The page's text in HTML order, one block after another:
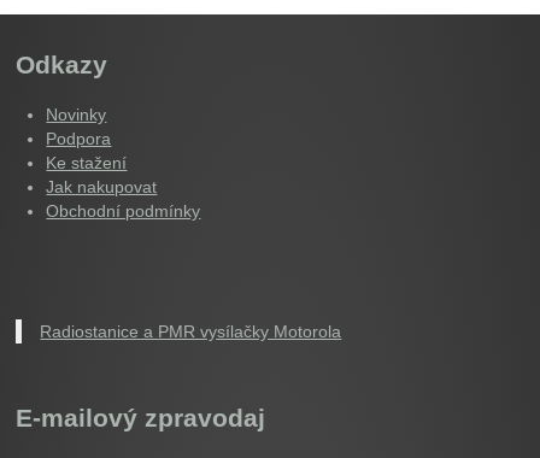
Odkazy
Novinky
Podpora
Ke stažení
Jak nakupovat
Obchodní podmínky
Radiostanice a PMR vysílačky Motorola
E-mailový zpravodaj